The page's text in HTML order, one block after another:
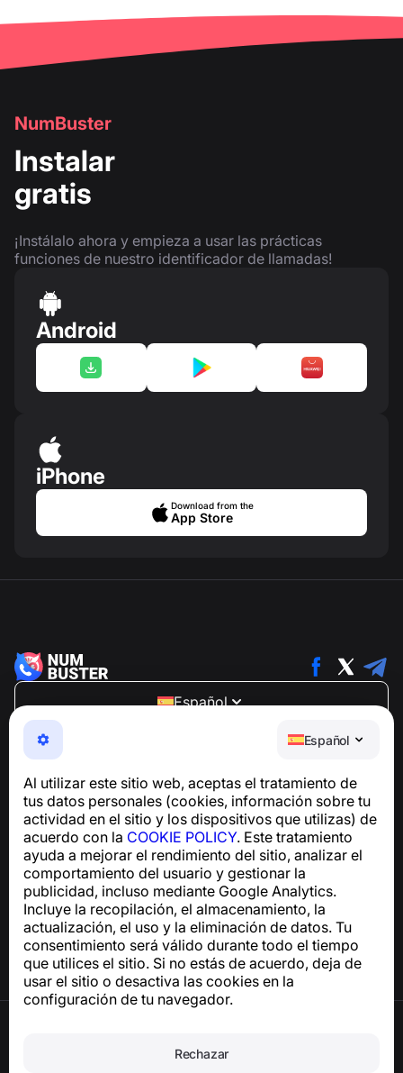
Español
Al utilizar este sitio web, aceptas el tratamiento de
tus datos personales (cookies, información sobre tu
actividad en el sitio y los dispositivos que utilizas) de
acuerdo con la COOKIE POLICY. Este tratamiento
ayuda a mejorar el rendimiento del sitio, analizar el
comportamiento del usuario y gestionar la
publicidad, incluso mediante Google Analytics.
Incluye la recopilación, el almacenamiento, la
actualización, el uso y la eliminación de datos. Tu
consentimiento será válido durante todo el tiempo
que utilices el sitio. Si no estás de acuerdo, deja de
usar el sitio o desactiva las cookies en la
configuración de tu navegador.
Rechazar
NumBuster
Instalar
gratis
¡Instálalo ahora y empieza a usar las prácticas
funciones de nuestro identificador de llamadas!
Android
iPhone
Download from the
App Store
Español
NumBuster © 2013—2026 ·
support@numbuster.com
Una aplicación fácil de usar que te protege de estafas
Para consultas sobre el cumplimiento del RGPD:
support@numbuster.com
Centro de ayuda
Noticias y artículos
Sobre el proyecto
Contactos